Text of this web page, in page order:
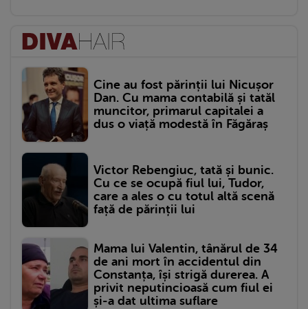
Cine au fost părinții lui Nicușor
Dan. Cu mama contabilă și tatăl
muncitor, primarul capitalei a
dus o viață modestă în Făgăraș
Victor Rebengiuc, tată și bunic.
Cu ce se ocupă fiul lui, Tudor,
care a ales o cu totul altă scenă
față de părinții lui
Mama lui Valentin, tânărul de 34
de ani mort în accidentul din
Constanța, își strigă durerea. A
privit neputincioasă cum fiul ei
și-a dat ultima suflare